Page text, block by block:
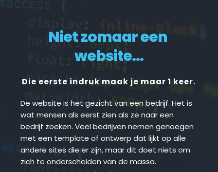
Niet zomaar een
website...
Die eerste indruk maak je maar 1 keer.
De website is het gezicht van een bedrijf. Het is
wat mensen als eerst zien als ze naar een
bedrijf zoeken. Veel bedrijven nemen genoegen
met een template of ontwerp dat lijkt op alle
andere sites die er zijn, maar dit doet niets om
zich te onderscheiden van de massa.